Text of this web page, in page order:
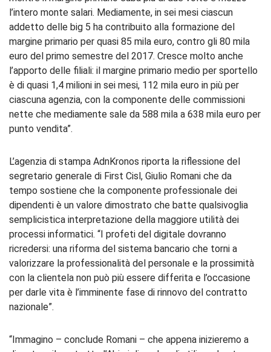
l’intero monte salari. Mediamente, in sei mesi ciascun
addetto delle big 5 ha contribuito alla formazione del
margine primario per quasi 85 mila euro, contro gli 80 mila
euro del primo semestre del 2017. Cresce molto anche
l’apporto delle filiali: il margine primario medio per sportello
è di quasi 1,4 milioni in sei mesi, 112 mila euro in più per
ciascuna agenzia, con la componente delle commissioni
nette che mediamente sale da 588 mila a 638 mila euro per
punto vendita”.
L’agenzia di stampa AdnKronos riporta la riflessione del
segretario generale di First Cisl, Giulio Romani che da
tempo sostiene che la componente professionale dei
dipendenti è un valore dimostrato che batte qualsivoglia
semplicistica interpretazione della maggiore utilità dei
processi informatici. “I profeti del digitale dovranno
ricredersi: una riforma del sistema bancario che torni a
valorizzare la professionalità del personale e la prossimità
con la clientela non può più essere differita e l’occasione
per darle vita è l’imminente fase di rinnovo del contratto
nazionale”.
“Immagino – conclude Romani – che appena inizieremo a